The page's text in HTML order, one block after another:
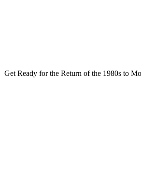
Get Ready for the Return of the 1980s to